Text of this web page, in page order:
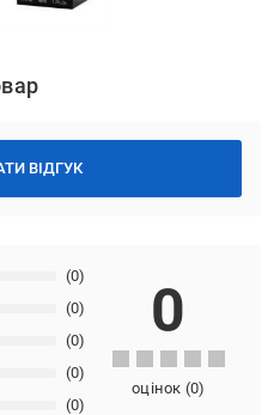
ВІДГУК
(0)
(0)
(0)
(0)
(0)
0
оцінок (0)